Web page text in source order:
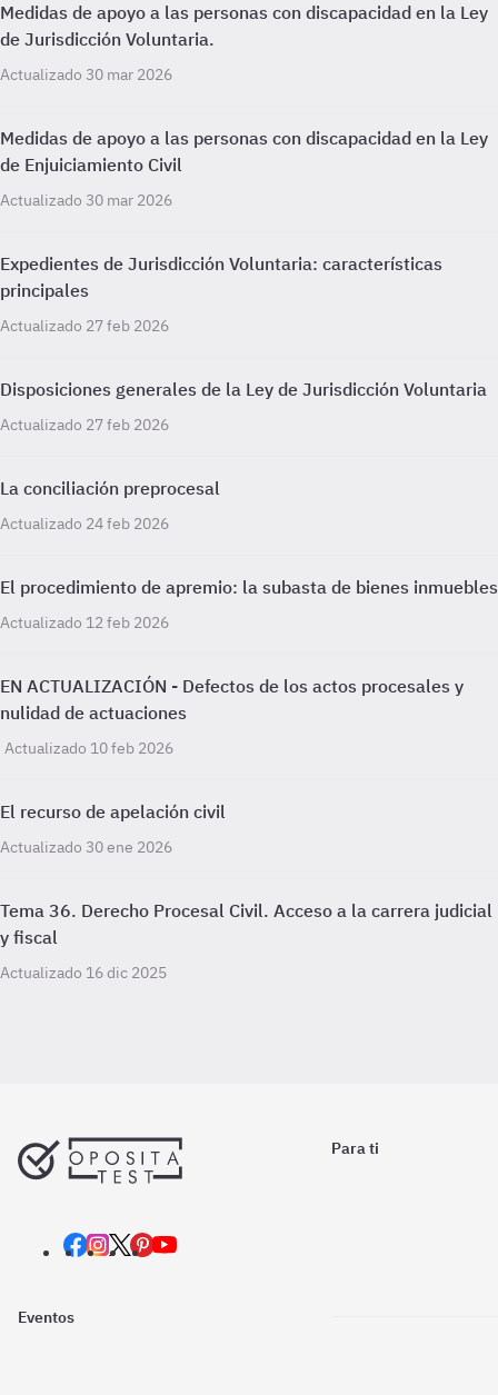
Medidas de apoyo a las personas con discapacidad en la Ley
de Jurisdicción Voluntaria.
Actualizado 30 mar 2026
Medidas de apoyo a las personas con discapacidad en la Ley
de Enjuiciamiento Civil
Actualizado 30 mar 2026
Expedientes de Jurisdicción Voluntaria: características
principales
Actualizado 27 feb 2026
Disposiciones generales de la Ley de Jurisdicción Voluntaria
Actualizado 27 feb 2026
La conciliación preprocesal
Actualizado 24 feb 2026
El procedimiento de apremio: la subasta de bienes inmuebles
Actualizado 12 feb 2026
EN ACTUALIZACIÓN - Defectos de los actos procesales y
nulidad de actuaciones
Actualizado 10 feb 2026
El recurso de apelación civil
Actualizado 30 ene 2026
Tema 36. Derecho Procesal Civil. Acceso a la carrera judicial
y fiscal
Actualizado 16 dic 2025
Para ti
Eventos